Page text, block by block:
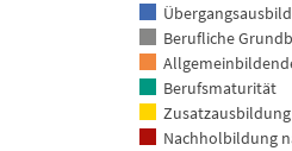
Berufliche
Berufsmaturität
Zusatzausbildung
Nachholbildung